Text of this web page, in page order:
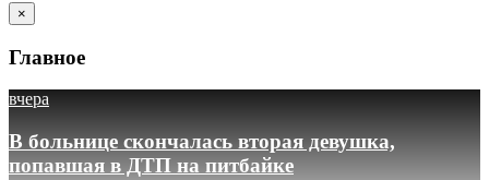
×
Главное
вчера
В больнице скончалась вторая девушка,
попавшая в ДТП на питбайке